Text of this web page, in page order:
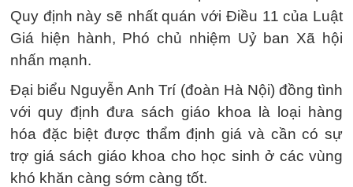
Quy định này sẽ nhất quán với Điều 11 của Luật
Giá hiện hành, Phó chủ nhiệm Uỷ ban Xã hội
nhấn mạnh.
Đại biểu Nguyễn Anh Trí (đoàn Hà Nội) đồng tình
với quy định đưa sách giáo khoa là loại hàng
hóa đặc biệt được thẩm định giá và cần có sự
trợ giá sách giáo khoa cho học sinh ở các vùng
khó khăn càng sớm càng tốt.